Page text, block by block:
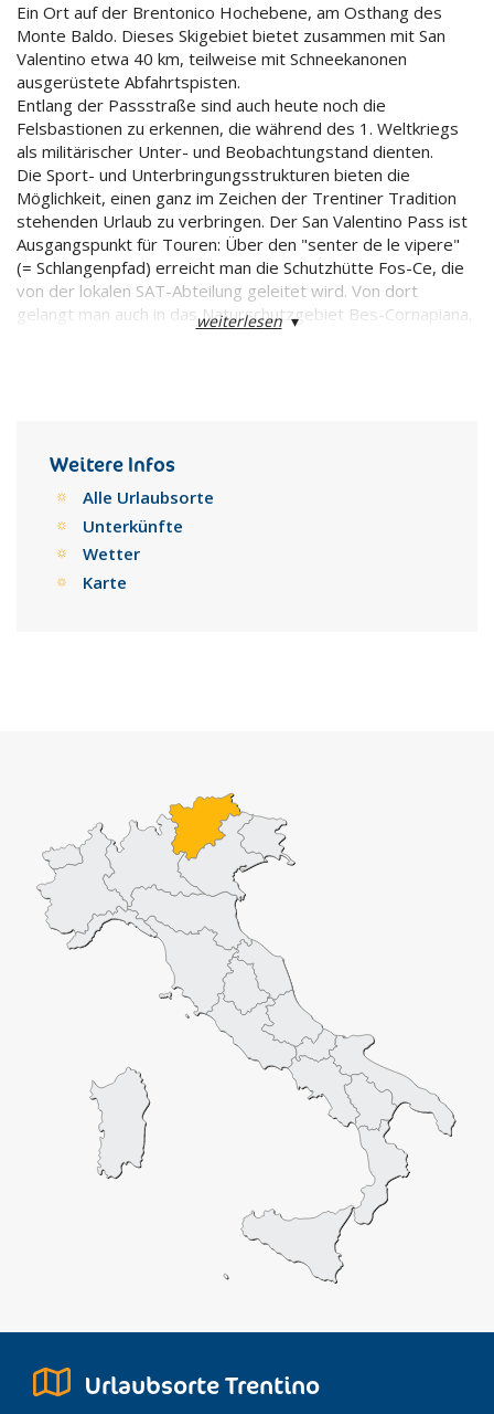
Ein Ort auf der Brentonico Hochebene, am Osthang des
Monte Baldo. Dieses Skigebiet bietet zusammen mit San
Valentino etwa 40 km, teilweise mit Schneekanonen
ausgerüstete Abfahrtspisten.
Entlang der Passstraße sind auch heute noch die
Felsbastionen zu erkennen, die während des 1. Weltkriegs
als militärischer Unter- und Beobachtungstand dienten.
Die Sport- und Unterbringungsstrukturen bieten die
Möglichkeit, einen ganz im Zeichen der Trentiner Tradition
stehenden Urlaub zu verbringen. Der San Valentino Pass ist
Ausgangspunkt für Touren: Über den "senter de le vipere"
(= Schlangenpfad) erreicht man die Schutzhütte Fos-Ce, die
von der lokalen SAT-Abteilung geleitet wird. Von dort
gelangt man auch in das Naturschutzgebiet Bes-Cornapiana,
Naturfreunde.
weiterlesen▾
Weitere Infos
Alle Urlaubsorte
Unterkünfte
Wetter
Karte
Urlaubsorte Trentino